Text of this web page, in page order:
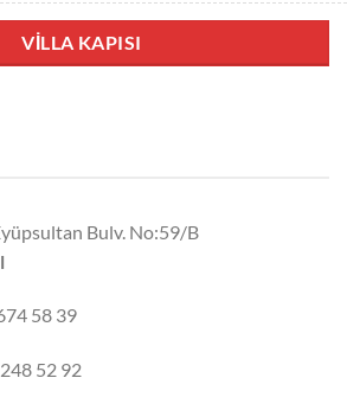
VILLA KAPISI
Bulv. No:59/B
58 39
52 92